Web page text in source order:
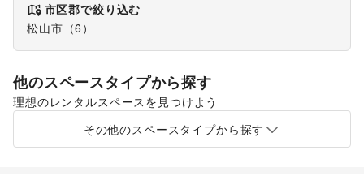
市区郡で絞り込む
松山市 （6 ）
他のスペースタイプから探す
理想のレンタルスペースを見つけよう
その他のスペースタイプから探す